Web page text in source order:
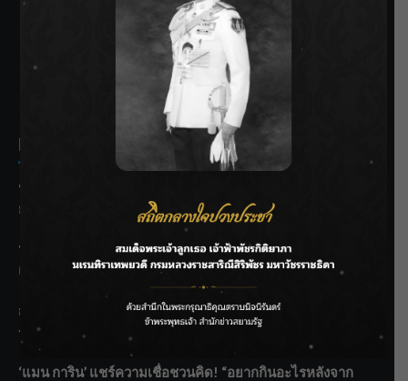
SIAMRATH VARIETY
THE BEST ENTERTAINMENT
Recent Posts
ชลประทานเชียงใหม่เร่งพร่องน้ำแม่น้ำปิง รับมวลน้ำเหนือ ย้ำ
ยังไม่ล้นตลิ่ง
ฟาดลุคใหม่! “แบม พิชญานิน” แดนซ์สับทุกจังหวะ ชวนแฟนๆ
แกะท่า #นอกจอนอกใจ
กรมชลฯ รับฟังประชาชน ติดตามแก้ปัญหาโครงการประตู
ระบายน้ำศรีสองรักฯ
‘แมน การิน’ แชร์ความเชื่อชวนคิด! “อยากกินอะไรหลังจาก